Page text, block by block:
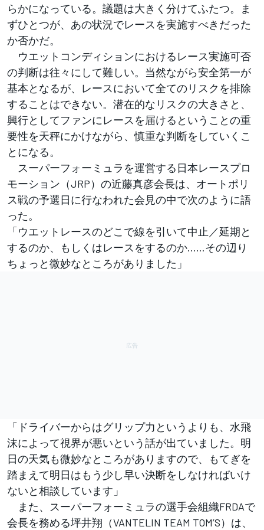
らかになっている。議題は大きく分けてふたつ。ま
ずひとつが、あの状況でレースを実施すべきだった
か否かだ。
ウエットコンディションにおけるレース実施可否
の判断は往々にして難しい。当然ながら安全第一が
基本となるが、レースにおいて全てのリスクを排除
することはできない。潜在的なリスクの大きさと、
興行としてファンにレースを届けるということの重
要性を天秤にかけながら、慎重な判断をしていくこ
とになる。
スーパーフォーミュラを運営する日本レースプロ
モーション（JRP）の近藤真彦会長は、オートポリ
ス戦の予選日に行なわれた会見の中で次のように語
った。
「ウエットレースのどこで線を引いて中止／延期と
するのか、もしくはレースをするのか……その辺り
ちょっと微妙なところがありました」
「ドライバーからはグリップ力というよりも、水飛
沫によって視界が悪いという話が出ていました。明
日の天気も微妙なところがありますので、もてぎを
踏まえて明日はもう少し早い決断をしなければいけ
ないと相談しています」
また、スーパーフォーミュラの選手会組織FRDAで
会長を務める坪井翔（VANTELIN TEAM TOM’S）は、